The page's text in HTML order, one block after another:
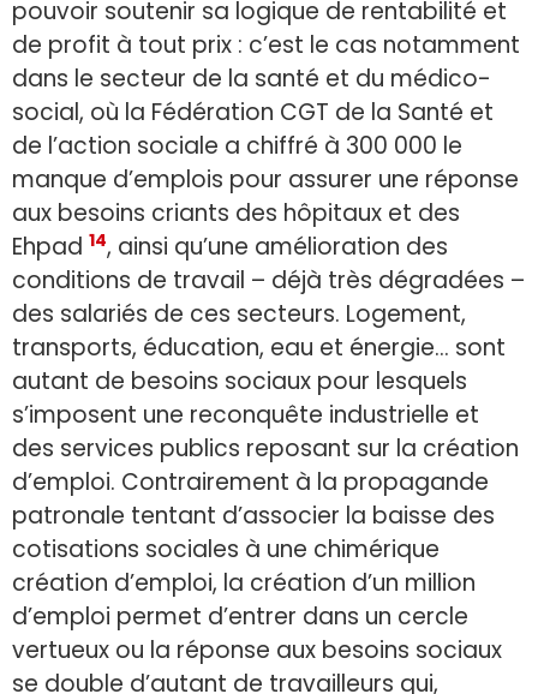
pouvoir soutenir sa logique de rentabilité et
de profit à tout prix : c’est le cas notamment
dans le secteur de la santé et du médico-
social, où la Fédération CGT de la Santé et
de l’action sociale a chiffré à 300 000 le
manque d’emplois pour assurer une réponse
aux besoins criants des hôpitaux et des
Ehpad 14, ainsi qu’une amélioration des
conditions de travail – déjà très dégradées –
des salariés de ces secteurs. Logement,
transports, éducation, eau et énergie… sont
autant de besoins sociaux pour lesquels
s’imposent une reconquête industrielle et
des services publics reposant sur la création
d’emploi. Contrairement à la propagande
patronale tentant d’associer la baisse des
cotisations sociales à une chimérique
création d’emploi, la création d’un million
d’emploi permet d’entrer dans un cercle
vertueux ou la réponse aux besoins sociaux
se double d’autant de travailleurs qui,